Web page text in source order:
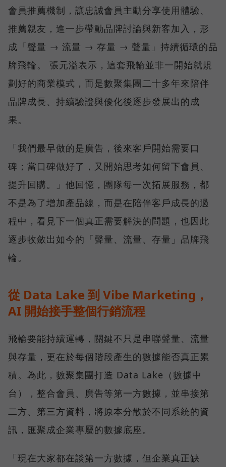
會員推薦機制，讓忠誠會員主動分享使用體驗、
推薦親友，進一步帶動品牌討論與新客加入，形
成「聲量 → 流量 → 存量 → 聲量」持續循環的品
牌飛輪。 張元溢表示，這套飛輪並非一開始就規
劃好的商業模式，而是數聚集團二十多年來陪伴
品牌成長、持續驗證與優化後逐步發展出的成
果。
「我們最早做的是廣告，後來客戶開始需要口
碑；當口碑做好了，又開始思考如何留下會員、
提升回購。」他回憶，團隊每一次拓展服務，都
不是為了增加產品線，而是在陪伴客戶成長的過
程中，看見下一個真正需要解決的問題，也因此
逐步收斂出如今的「聲量、流量、存量」品牌飛
輪。
從 Data Lake 到 Vibe Marketing，
AI 開始接手整個行銷流程
飛輪要能持續運轉，關鍵不只是串聯聲量、流量
與存量，更在於每個階段產生的數據能否真正累
積。為此，數聚集團打造 Data Lake（數據中
台），整合會員、廣告等第一方數據，並串接第
二方、第三方資料，將原本分散於不同系統的資
訊，匯聚成企業專屬的數據底座。
「現在大家都在談第一方數據，但企業真正缺